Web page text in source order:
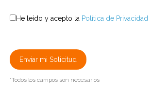
He leído y acepto la Política de Privacidad
*Todos los campos son necesarios